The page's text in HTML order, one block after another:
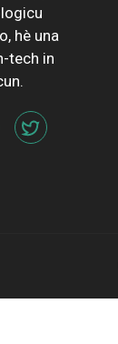
hè una
tech in